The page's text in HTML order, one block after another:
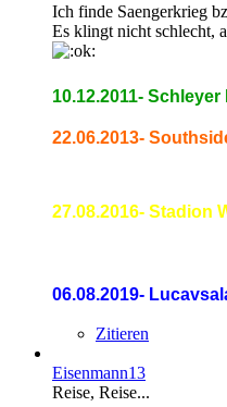
Ich finde Saengerkrieg
Es klingt nicht schlecht,
10.12.2011-
22.06.2013-
27.08.2016- Stadion
06.08.2019-
Zitieren
Eisenmann13
Reise, Reise...